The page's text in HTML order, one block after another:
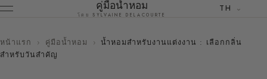
คู่มือน้ำหอม
โดย SYLVAINE DELACOURTE
TH
หน้าแรก › คู่มือน้ำหอม › น้ำหอมสำหรับงานแต่งงาน : เลือกกลิ่น
สำหรับวันสำคัญ